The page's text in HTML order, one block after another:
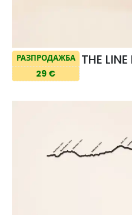
РАЗПРОДАЖБА
29 €
THE